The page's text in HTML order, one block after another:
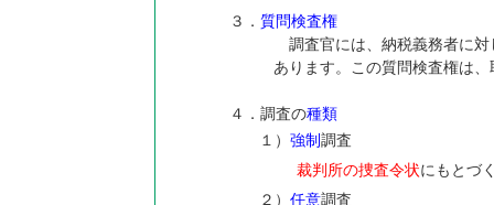
３． 質問検査権
調査官には、納税義務者に対
あります。この質問検査権は
４．調査の種類
１） 強制 調査
裁判所の捜査令状にもとづ
２） 任意調査